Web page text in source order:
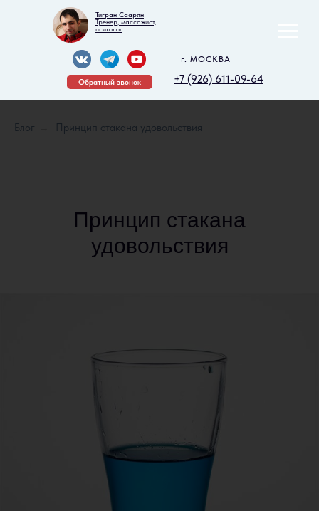
Тигран Саарян
Тренер, массажист,
психолог
+7 (926) 611-09-64
г. МОСКВА
Обратный звонок
Блог Принцип стакана удовольствия
Принцип стакана
удовольствия